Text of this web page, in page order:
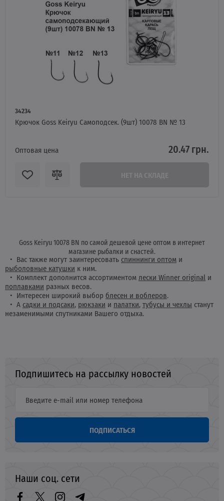
34234
Крючок Goss Keiryu Самоподсек. (9шт) 10078 BN № 13
Оптовая цена 20.47 грн.
Goss Keiryu 10078 BN по самой дешевой цене оптом в интернет
магазине рыбалки и снастей.
Вас также могут заинтересовать спиннинги оптом и
рыболовные катушки к ним.
Комплект дополнится ассортиментомлески Winner original и
поплавками разных весов.
Интересен широкий выбор блесен и воблеров.
А садки и подсаки, рюкзаки и палатки,тубусы и чехлы станут
незаменимыми спутниками Вашего отдыха.
Подпишитесь на рассылку новостей
ПОДПИСАТЬСЯ
Наши соц. сети